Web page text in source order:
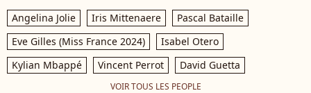
Angelina Jolie Iris Mittenaere
Pascal Bataille
Eve Gilles (Miss France 2024)
Isabel Otero
Kylian Mbappé
Vincent Perrot David Guetta
VOIR TOUS LES PEOPLE